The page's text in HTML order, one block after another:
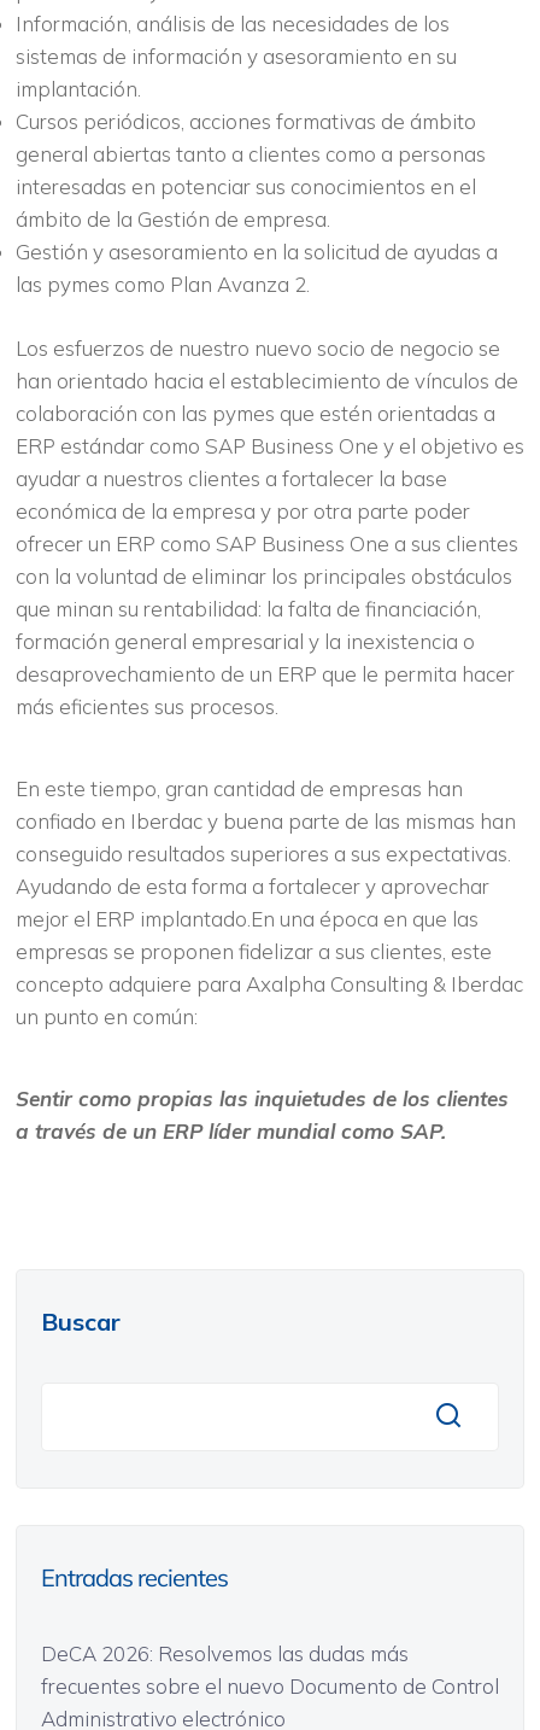
Información, análisis de las necesidades de los
sistemas de información y asesoramiento en su
implantación.
Cursos periódicos, acciones formativas de ámbito
general abiertas tanto a clientes como a personas
interesadas en potenciar sus conocimientos en el
ámbito de la Gestión de empresa.
Gestión y asesoramiento en la solicitud de ayudas a
las pymes como Plan Avanza 2.
Los esfuerzos de nuestro nuevo socio de negocio se
han orientado hacia el establecimiento de vínculos de
colaboración con las pymes que estén orientadas a
ERP estándar como SAP Business One y el objetivo es
ayudar a nuestros clientes a fortalecer la base
económica de la empresa y por otra parte poder
ofrecer un ERP como SAP Business One a sus clientes
con la voluntad de eliminar los principales obstáculos
que minan su rentabilidad: la falta de financiación,
formación general empresarial y la inexistencia o
desaprovechamiento de un ERP que le permita hacer
más eficientes sus procesos.
En este tiempo, gran cantidad de empresas han
confiado en Iberdac y buena parte de las mismas han
conseguido resultados superiores a sus expectativas.
Ayudando de esta forma a fortalecer y aprovechar
mejor el ERP implantado.En una época en que las
empresas se proponen fidelizar a sus clientes, este
concepto adquiere para Axalpha Consulting & Iberdac
un punto en común:
Sentir como propias las inquietudes de los clientes
a través de un ERP líder mundial como SAP.
Buscar
Entradas recientes
DeCA 2026: Resolvemos las dudas más
frecuentes sobre el nuevo Documento de Control
Administrativo electrónico